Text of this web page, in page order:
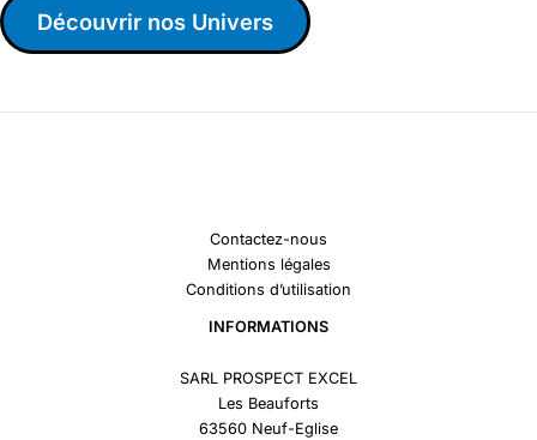
Découvrir nos Univers
Contactez-nous
Mentions légales
Conditions d’utilisation
INFORMATIONS
SARL PROSPECT EXCEL
Les Beauforts
63560 Neuf-Eglise